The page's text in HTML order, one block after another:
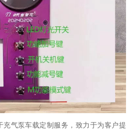
充气泵车载定制服务，致力于为客户提